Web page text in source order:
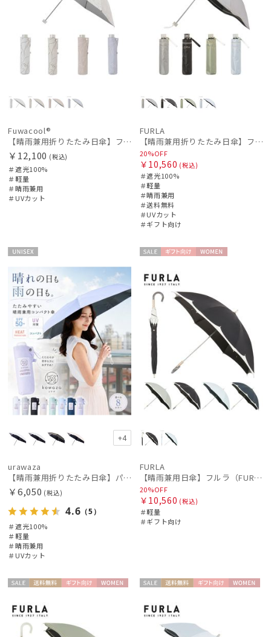
Fuwacool®
【晴雨兼用折りたたみ日傘】フワクール®ホワイト（Fuwacool® White）ラインフラワー 遮光100 UV100
￥12,100 (税込)
＃遮光100%
＃軽量
＃晴雨兼用
＃UVカット
FURLA
【晴雨兼用折りたたみ日傘】フルラ (FURLA) ジッパー刺繍 遮光100 UV100 軽量
20%OFF
￥10,560 (税込)
＃遮光100%
＃軽量
＃晴雨兼用
＃送料無料
＃UVカット
＃ギフト向け
X
+4
urawaza
【晴雨兼用折りたたみ日傘】パッとさして、サッとしまえる傘コワザ(kowaza) プレーン 50 遮光100% UV100%
￥6,050 (税込)
4.6 （5）
＃遮光100%
＃軽量
＃晴雨兼用
＃UVカット
ル
向け
FURLA
【晴雨兼用日傘】フルラ（FURLA）バイカラーカットワーク 遮光99.99% UV99% 遮熱
20%OFF
￥10,560 (税込)
＃軽量
＃ギフト向け
ル
料
ル
料